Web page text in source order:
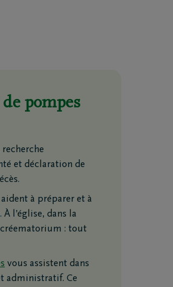
pompes
et déclaration de
à préparer et à
l’église, dans la
: tout
vous assistent dans
administratif. Ce